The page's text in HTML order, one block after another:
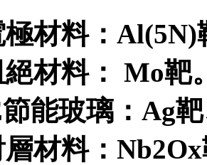
材料：
材料： Mo靶
能玻璃：Ag
材料：